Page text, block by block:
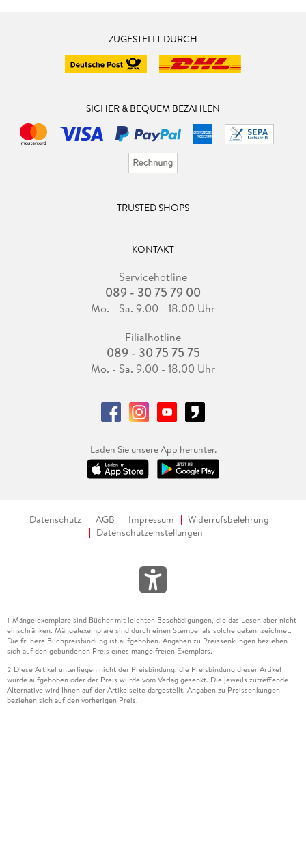
ZUGESTELLT DURCH
SICHER & BEQUEM BEZAHLEN
TRUSTED SHOPS
KONTAKT
Servicehotline
089 - 30 75 79 00
Mo. - Sa. 9.00 - 18.00 Uhr
Filialhotline
089 - 30 75 75 75
Mo. - Sa. 9.00 - 18.00 Uhr
Laden Sie unsere App herunter.
Datenschutz AGB Impressum
Widerrufsbelehrung
Datenschutzeinstellungen
1 Mängelexemplare sind Bücher mit leichten Beschädigungen, die das Lesen aber nicht
einschränken. Mängelexemplare sind durch einen Stempel als solche gekennzeichnet.
Die frühere Buchpreisbindung ist aufgehoben. Angaben zu Preissenkungen beziehen
sich auf den gebundenen Preis eines mangelfreien Exemplars.
2 Diese Artikel unterliegen nicht der Preisbindung, die Preisbindung dieser Artikel
wurde aufgehoben oder der Preis wurde vom Verlag gesenkt. Die jeweils zutreffende
Alternative wird Ihnen auf der Artikelseite dargestellt. Angaben zu Preissenkungen
beziehen sich auf den vorherigen Preis.